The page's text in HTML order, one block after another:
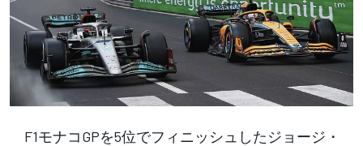
F1モナコGPを5位でフィニッシュしたジョージ・